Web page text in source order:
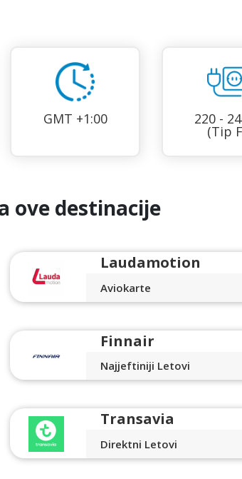
GMT +1:00 220 -
(Tip
ove destinacije
Laudamotion
Aviokarte
Finnair
Najjeftiniji Letovi
Transavia
Direktni Letovi